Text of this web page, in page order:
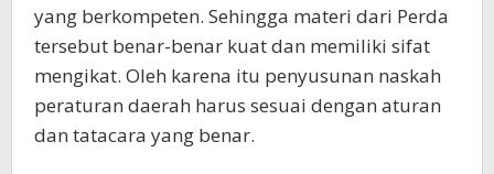
yang berkompeten. Sehingga materi dari Perda
tersebut benar-benar kuat dan memiliki sifat
mengikat. Oleh karena itu penyusunan naskah
peraturan daerah harus sesuai dengan aturan
dan tatacara yang benar.